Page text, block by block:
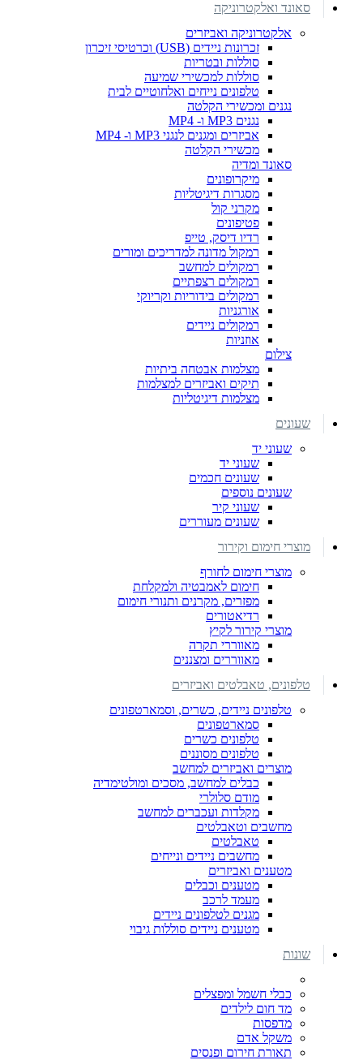
סאונד ואלקטרוניקה
אלקטרוניקה ואביזרים
זכרונות ניידים (USB) וכרטיסי זיכרון
סוללות ובטריות
סוללות למכשירי שמיעה
טלפונים נייחים ואלחוטיים לבית
נגנים ומכשירי הקלטה
נגנים MP3 ו- MP4
אביזרים ומגנים לנגני MP3 ו- MP4
מכשירי הקלטה
סאונד ומדיה
מיקרופונים
מסגרות דיגיטליות
מקרני קול
פטיפונים
רדיו דיסק, טייפ
רמקול מדונה למדריכים ומורים
רמקולים למחשב
רמקולים רצפתיים
רמקולים בידוריות וקריוקי
אורגניות
רמקולים ניידים
אוזניות
צילום
מצלמות אבטחה ביתיות
תיקים ואביזרים למצלמות
מצלמות דיגיטליות
שעונים
שעוני יד
שעוני יד
שעונים חכמים
שעונים נוספים
שעוני קיר
שעונים מעוררים
מוצרי חימום וקירור
מוצרי חימום לחורף
חימום לאמבטיה ולמקלחת
מפזרים, מקרנים ותנורי חימום
רדיאטורים
מוצרי קירור לקיץ
מאווררי תקרה
מאווררים ומצננים
טלפונים, טאבלטים ואביזרים
טלפונים ניידים, כשרים, וסמארטפונים
סמארטפונים
טלפונים כשרים
טלפונים מסוננים
מוצרים ואביזרים למחשב
כבלים למחשב, מסכים ומולטימדיה
מודם סלולרי
מקלדות ועכברים למחשב
מחשבים וטאבלטים
טאבלטים
מחשבים ניידים ונייחים
מטענים ואביזרים
מטענים וכבלים
מעמד לרכב
מגנים לטלפונים ניידים
מטענים ניידים סוללות גיבוי
שונות
כבלי חשמל ומפצלים
מד חום לילדים
מדפסות
משקל אדם
תאורת חירום ופנסים